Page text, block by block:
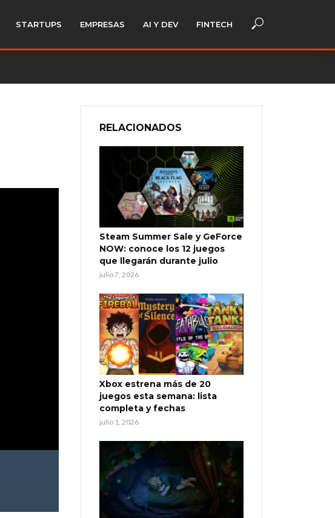
STARTUPS EMPRESAS AI Y DEV FINTECH
RELACIONADOS
Steam Summer Sale y GeForce
NOW: conoce los 12 juegos
que llegarán durante julio
julio 7, 2026
Xbox estrena más de 20
juegos esta semana: lista
completa y fechas
julio 1, 2026